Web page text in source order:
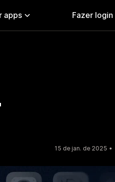
apps Fazer login
15 de jan. de 2025